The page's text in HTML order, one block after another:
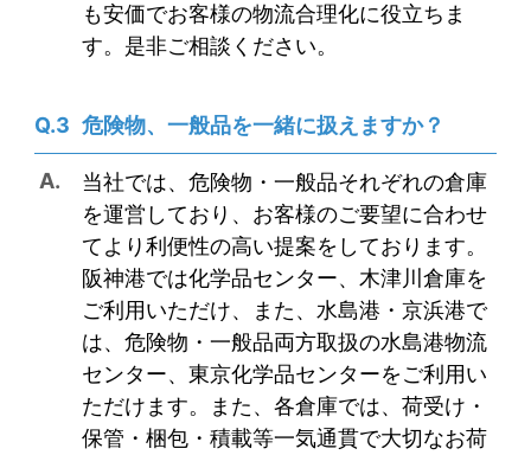
も安価でお客様の物流合理化に役立ちま
す。是非ご相談ください。
危険物、一般品を一緒に扱えますか？
当社では、危険物・一般品それぞれの倉庫
を運営しており、お客様のご要望に合わせ
てより利便性の高い提案をしております。
阪神港では化学品センター、木津川倉庫を
ご利用いただけ、また、水島港・京浜港で
は、危険物・一般品両方取扱の水島港物流
センター、東京化学品センターをご利用い
ただけます。また、各倉庫では、荷受け・
保管・梱包・積載等一気通貫で大切なお荷